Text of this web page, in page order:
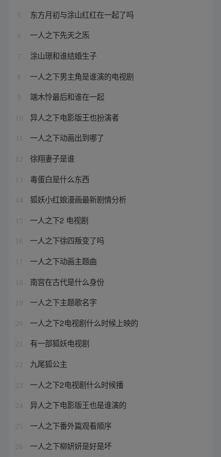
5 东方月初与涂山红红在一起了吗
6 一人之下先天之炁
7 涂山璟和谁结婚生子
8 一人之下男主角是谁演的电视剧
9 端木怜最后和谁在一起
10 异人之下电影版王也扮演者
一人之下动画出到哪了
12 徐翔妻子是谁
13 毒蛋白是什么东西
14 狐妖小红娘漫画最新剧情分析
15 一人之下2 电视剧
16 一人之下徐四叛变了吗
17 一人之下动画主题曲
18 南宫在古代是什么身份
19 一人之下主题歌名字
20 一人之下2电视剧什么时候上映的
21 有一部狐妖电视剧
22 九尾狐公主
23 一人之下2电视剧什么时候播
24 异人之下电影版王也是谁演的
25 一人之下番外篇观看顺序
26 一人之下柳妍妍是好是坏